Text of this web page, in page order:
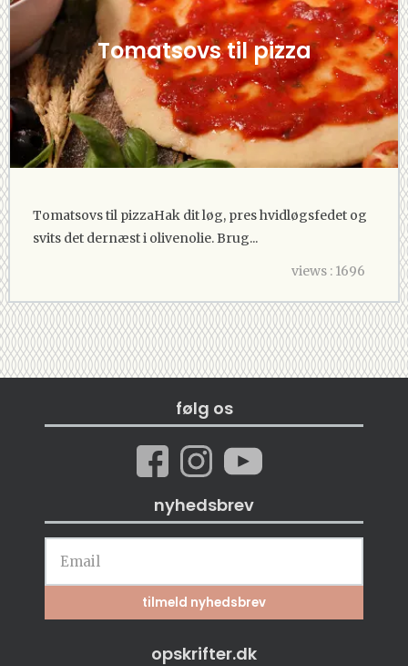
Tomatsovs til pizza
Tomatsovs til pizzaHak dit løg, pres hvidløgsfedet og
svits det dernæst i olivenolie. Brug...
views : 1696
følg os
nyhedsbrev
opskrifter.dk